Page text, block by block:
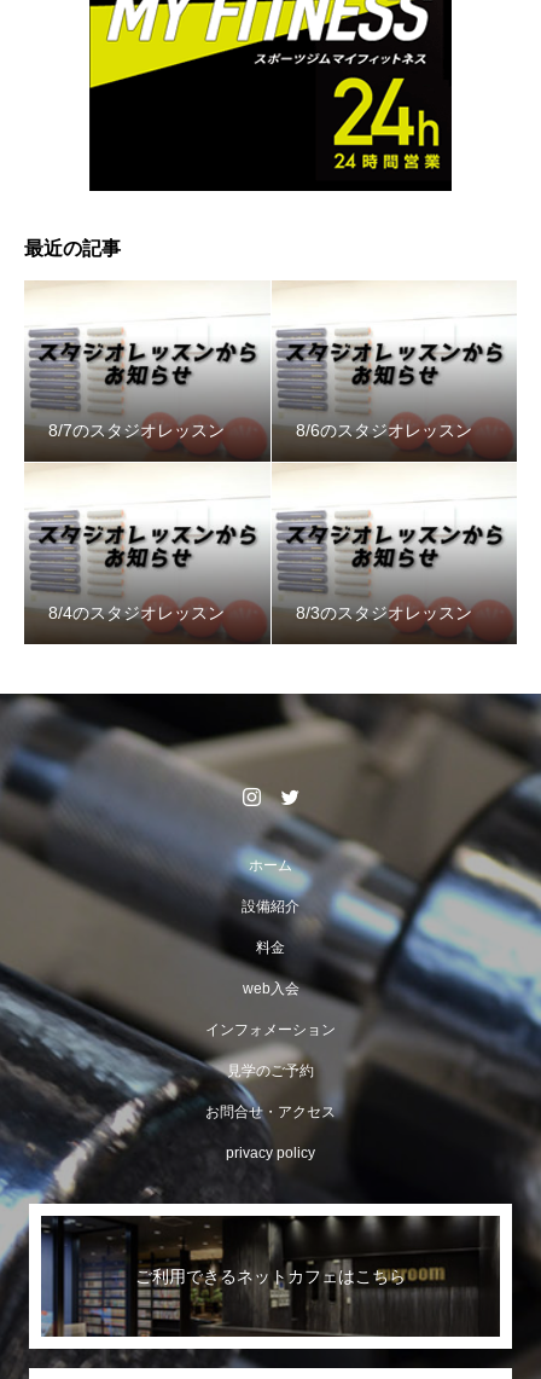
最近の記事
8/7のスタジオレッスン 8/6のスタジオレッスン
8/4のスタジオレッスン 8/3のスタジオレッスン
ホーム
設備紹介
料金
web入会
インフォメーション
見学のご予約
お問合せ・アクセス
privacy policy
ご利用できるネットカフェはこちら